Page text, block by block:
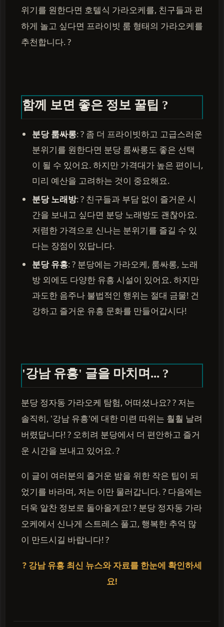
위기를 원한다면 호텔식 가라오케를, 친구들과 편
하게 놀고 싶다면 프라이빗 룸 형태의 가라오케를
추천합니다. ?
함께 보면 좋은 정보 꿀팁 ?
분당 룸싸롱: ? 좀 더 프라이빗하고 고급스러운
분위기를 원한다면 분당 룸싸롱도 좋은 선택
이 될 수 있어요. 하지만 가격대가 높은 편이니,
미리 예산을 고려하는 것이 중요해요.
분당 노래방: ? 친구들과 부담 없이 즐거운 시
간을 보내고 싶다면 분당 노래방도 괜찮아요.
저렴한 가격으로 신나는 분위기를 즐길 수 있
다는 장점이 있답니다.
분당 유흥: ? 분당에는 가라오케, 룸싸롱, 노래
방 외에도 다양한 유흥 시설이 있어요. 하지만
과도한 음주나 불법적인 행위는 절대 금물! 건
강하고 즐거운 유흥 문화를 만들어갑시다!
'강남 유흥' 글을 마치며... ?
분당 정자동 가라오케 탐험, 어떠셨나요? ? 저는
솔직히, '강남 유흥'에 대한 미련 따위는 훨훨 날려
버렸답니다! ? 오히려 분당에서 더 편안하고 즐거
운 시간을 보내고 있어요. ?
이 글이 여러분의 즐거운 밤을 위한 작은 팁이 되
었기를 바라며, 저는 이만 물러갑니다. ? 다음에는
더욱 알찬 정보로 돌아올게요! ? 분당 정자동 가라
오케에서 신나게 스트레스 풀고, 행복한 추억 많
이 만드시길 바랍니다! ?
? 강남 유흥 최신 뉴스와 자료를 한눈에 확인하세
요!